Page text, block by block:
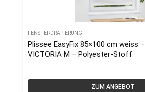
FENSTERDRAPIERUNG
Plissee EasyFix 85×100 cm weiss –
VICTORIA M – Polyester-Stoff
ZUM ANGEBOT